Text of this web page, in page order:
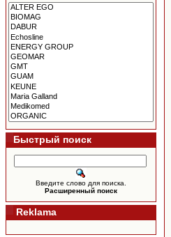
Быстрый поиск
Введите слово для поиска.
Расширенный поиск
Reklama